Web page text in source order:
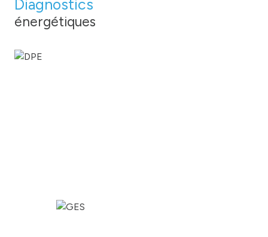
Chauffage central : radiateur (autre)
exposition Est
ascenseur
Diagnostics
énergétiques